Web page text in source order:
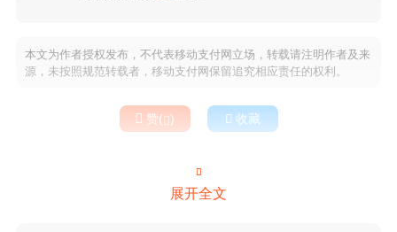
本文为作者授权发布，不代表移动支付网立场，转载请注明作者及来
源，未按照规范转载者，移动支付网保留追究相应责任的权利。
 赞()  收藏

展开全文